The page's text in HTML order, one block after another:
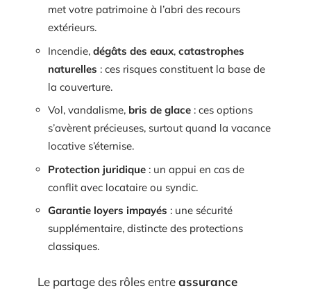
met votre patrimoine à l’abri des recours
extérieurs.
Incendie, dégâts des eaux, catastrophes
naturelles : ces risques constituent la base de
la couverture.
Vol, vandalisme, bris de glace : ces options
s’avèrent précieuses, surtout quand la vacance
locative s’éternise.
Protection juridique : un appui en cas de
conflit avec locataire ou syndic.
Garantie loyers impayés : une sécurité
supplémentaire, distincte des protections
classiques.
Le partage des rôles entreassurance